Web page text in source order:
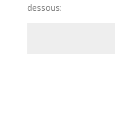
dessous: